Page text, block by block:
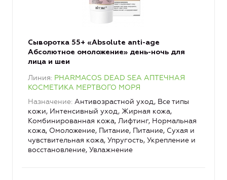
Сыворотка 55+ «Аbsolute anti-age
Абсолютное омоложение» день-ночь для
лица и шеи
Линия PHARMACOS DEAD SEA АПТЕЧНАЯ
КОСМЕТИКА МЕРТВОГО МОРЯ
Назначение Антивозрастной уход, Все типы
кожи, Интенсивный уход, Жирная кожа,
Комбинированная кожа, Лифтинг, Нормальная
кожа, Омоложение, Питание, Питание, Сухая и
чувствительная кожа, Упругость, Укрепление и
восстановление, Увлажнение